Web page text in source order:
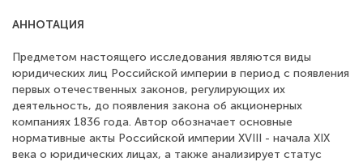
АННОТАЦИЯ
Предметом настоящего исследования являются виды
юридических лиц Россий­ской империи в период с появления
первых отечественных законов, регулирующих их
деятельность, до появления закона об акционерных
компаниях 1836 года. Автор обозначает основные
нормативные акты Российской империи XVIII - начала XIX
века о юридических лицах, а также анализирует статус